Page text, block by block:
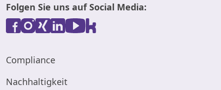
Folgen Sie uns auf Social Media:
Compliance
Nachhaltigkeit